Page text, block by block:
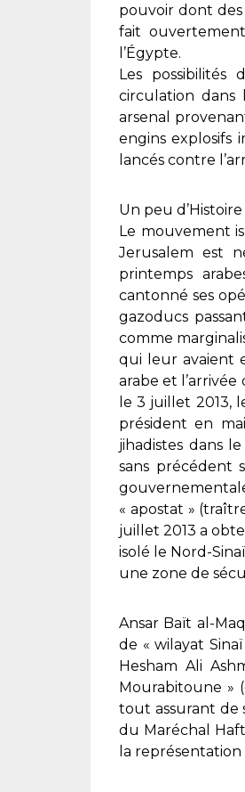
pouvoir dont
fait
l’Égypte.
Les
circulation dans
arsenal
engins explosifs
lancés contre
Un peu d’Histoire
Le mouvement
Jerusalem est
printemps
cantonné ses
gazoducs
comme
qui leur avaient
arabe et
le 3 juillet 2013,
président en
jihadistes dans
sans précédent
« apostat »
juillet 2013 a
isolé le Nord-
une zone de
Ansar Baït al-
de « wilayat
Hesham Ali
Mourabitoune »
tout assurant de
du Maréchal
la représentation